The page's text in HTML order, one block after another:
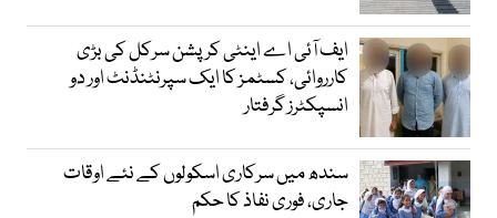
ایف آئی اے اینٹی کرپشن سرکل کی بڑی
کارروائی، کسٹمز کا ایک سپرنٹنڈنٹ اور دو
انسپکٹرز گرفتار
سندھ میں سرکاری اسکولوں کے نئے اوقات
جاری، فوری نفاذ کا حکم